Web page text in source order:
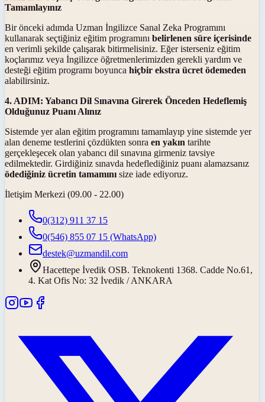
Tamamlayınız
Bir önceki adımda Uzman İngilizce Sanal Zeka Programını
kullanarak seçtiğiniz eğitim programını belirlenen süre içerisinde
en verimli şekilde çalışarak bitirmelisiniz. Eğer isterseniz eğitim
koçlarımız veya İngilizce öğretmenlerimizden gerekli yardım ve
desteği eğitim programı boyunca hiçbir ekstra ücret ödemeden
alabilirsiniz.
4. ADIM: Yabancı Dil Sınavına Girerek Önceden Hedeflemiş
Olduğunuz Puanı Alınız
Sistemde yer alan eğitim programını tamamlayıp yine sistemde yer
alan deneme testlerini çözdükten sonra en yakın tarihte
gerçekleşecek olan yabancı dil sınavına girmeniz tavsiye
edilmektedir. Girdiğiniz sınavda hedeflediğiniz puanı alamazsanız
ödediğiniz ücretin tamamını size iade ediyoruz.
İletişim Merkezi (09.00 - 22.00)
0(312) 911 37 15
0(546) 855 07 15 (WhatsApp)
destek@uzmandil.com
Hacettepe İvedik OSB. Teknokenti 1368. Cadde No.61,
4. Kat Ofis No: 32 İvedik / ANKARA